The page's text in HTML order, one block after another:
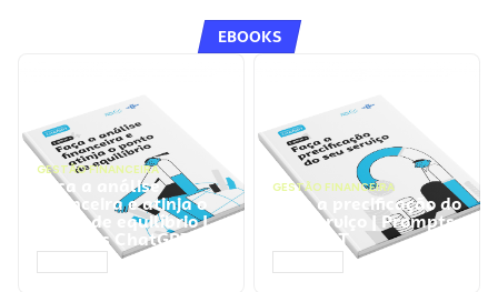
EBOOKS
GESTÃO FINANCEIRA
Faça a análise
financeira e atinja o
ponto de equilíbrio |
Prompts ChatGPT
GESTÃO FINANCEIRA
Faça a precificação do
seu serviço | Prompts
ChatGPT